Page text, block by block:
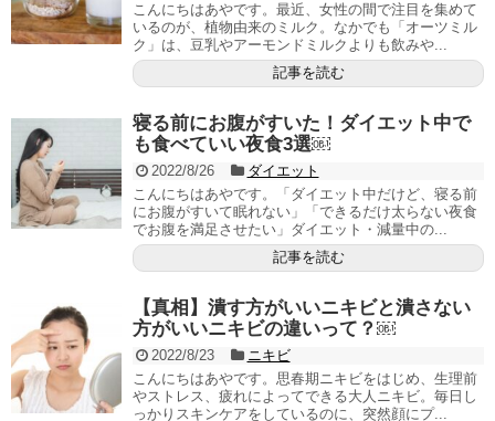
こんにちはあやです。最近、女性の間で注目を集めて
いるのが、植物由来のミルク。なかでも「オーツミル
ク」は、豆乳やアーモンドミルクよりも飲みや...
記事を読む
寝る前にお腹がすいた！ダイエット中で
も食べていい夜食3選￼
2022/8/26
ダイエット
こんにちはあやです。「ダイエット中だけど、寝る前
にお腹がすいて眠れない」「できるだけ太らない夜食
でお腹を満足させたい」ダイエット・減量中の...
記事を読む
【真相】潰す方がいいニキビと潰さない
方がいいニキビの違いって？￼
2022/8/23
ニキビ
こんにちはあやです。思春期ニキビをはじめ、生理前
やストレス、疲れによってできる大人ニキビ。毎日し
っかりスキンケアをしているのに、突然顔にプ...